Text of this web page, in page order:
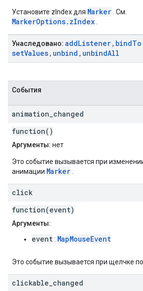
Установите zIndex для Marker . См.
MarkerOptions.zIndex
Унаследовано: addListener, bindTo
setValues, unbind , unbindAll
События
animation changed
function()
Аргументы: нет
Это событие вызывается при
анимации Marker
click
function(event)
Аргументы:
event: MapMouseEvent
Это событие вызывается при щелчке
clickable changed